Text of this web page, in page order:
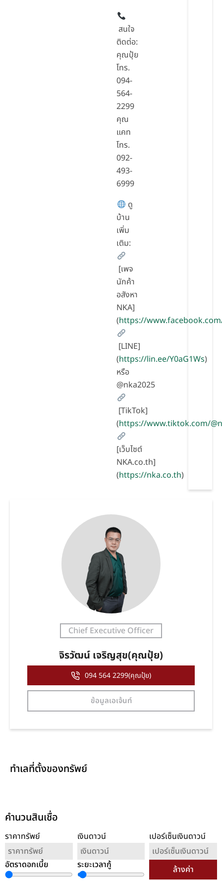
สนใจ
ติดต่อ:
คุณปุ้ย
โทร.
094-
564-
2299
คุณ
แคท
โทร.
092-
493-
6999
ดู
บ้าน
เพิ่ม
เติม:
[เพจ
นักค้า
อสังหา
NKA]
(https://
[LINE]
(https://lin.ee/Y0aG1Ws)
หรือ
@nka2025
[TikTok]
(https://www.tiktok.com/
[เว็บไซต์
NKA.co.th]
(https://nka.co.th)
Chief Executive Officer
จิรวัฒน์ เจริญสุข(คุณปุ้ย)
094 564 2299(คุณปุ้ย)
ข้อมูลเอเจ้นท์
ทำเลที่ตั้งของทรัพย์
คำนวนสินเชื่อ
ราคาทรัพย์ เงินดาวน์ เปอร์เซ็นเงินดาวน์
อัตราดอกเบี้ย ระยะเวลากู้ ล้างค่า